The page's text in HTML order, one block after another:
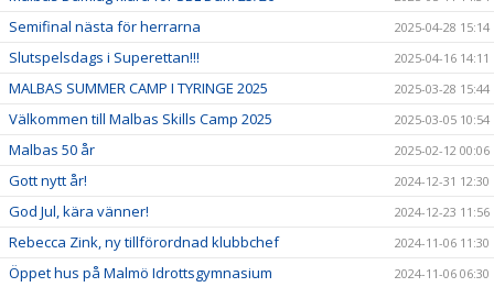
Semifinal nästa för herrarna 2025-04-28 15:14
Slutspelsdags i Superettan!!! 2025-04-16 14:11
MALBAS SUMMER CAMP I TYRINGE 2025 2025-03-28 15:44
Välkommen till Malbas Skills Camp 2025 2025-03-05 10:54
Malbas 50 år 2025-02-12 00:06
Gott nytt år! 2024-12-31 12:30
God Jul, kära vänner! 2024-12-23 11:56
Rebecca Zink, ny tillförordnad klubbchef 2024-11-06 11:30
Öppet hus på Malmö Idrottsgymnasium 2024-11-06 06:30